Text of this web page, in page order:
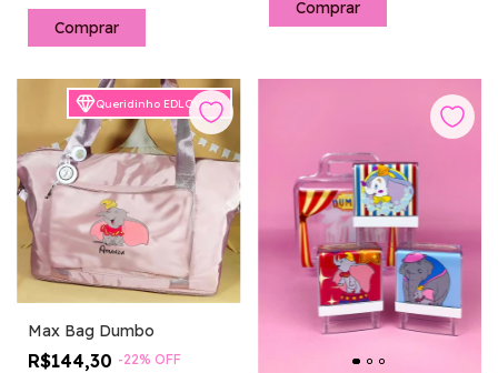
Queridinho EDLOVERS
Max Bag Dumbo
R$144,30 -22% OFF